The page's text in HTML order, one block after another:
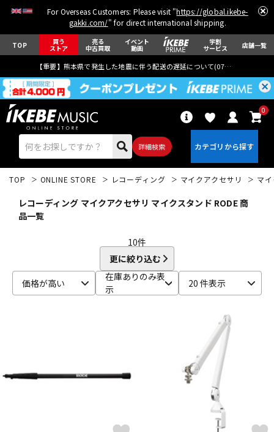
For Overseas Customers: Please visit "https://global.ikebe-
gakki.com/" for direct international shipping.
TOP 買う
ストア
売る
中古買取
イベント
動画
学割
サービス 店舗一覧
【重要】熊本県で発生した地震に伴う配送の遅延について(07月29日
詳細検索
0
ベース ウクレレ
パーカッション
キーボード 電子ピアノ
その他楽器
TOP ONLINE STORE レコーディング マイクアクセサリ マ
レコーディング マイクアクセサリ マイクスタンド RODE 商
品一覧
10件
更に絞り込む
価格が高い
在庫ありのみ表
示
20 件表示